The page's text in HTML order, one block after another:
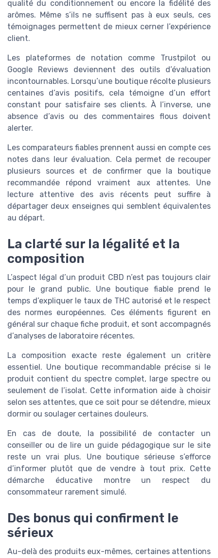
qualité du conditionnement ou encore la fidélité des
arômes. Même s’ils ne suffisent pas à eux seuls, ces
témoignages permettent de mieux cerner l’expérience
client.
Les plateformes de notation comme Trustpilot ou
Google Reviews deviennent des outils d’évaluation
incontournables. Lorsqu’une boutique récolte plusieurs
centaines d’avis positifs, cela témoigne d’un effort
constant pour satisfaire ses clients. À l’inverse, une
absence d’avis ou des commentaires flous doivent
alerter.
Les comparateurs fiables prennent aussi en compte ces
notes dans leur évaluation. Cela permet de recouper
plusieurs sources et de confirmer que la boutique
recommandée répond vraiment aux attentes. Une
lecture attentive des avis récents peut suffire à
départager deux enseignes qui semblent équivalentes
au départ.
La clarté sur la légalité et la
composition
L’aspect légal d’un produit CBD n’est pas toujours clair
pour le grand public. Une boutique fiable prend le
temps d’expliquer le taux de THC autorisé et le respect
des normes européennes. Ces éléments figurent en
général sur chaque fiche produit, et sont accompagnés
d’analyses de laboratoire récentes.
La composition exacte reste également un critère
essentiel. Une boutique recommandable précise si le
produit contient du spectre complet, large spectre ou
seulement de l’isolat. Cette information aide à choisir
selon ses attentes, que ce soit pour se détendre, mieux
dormir ou soulager certaines douleurs.
En cas de doute, la possibilité de contacter un
conseiller ou de lire un guide pédagogique sur le site
reste un vrai plus. Une boutique sérieuse s’efforce
d’informer plutôt que de vendre à tout prix. Cette
démarche éducative montre un respect du
consommateur rarement simulé.
Des bonus qui confirment le
sérieux
Au-delà des produits eux-mêmes, certaines attentions